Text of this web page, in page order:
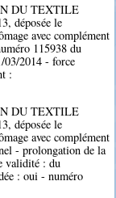
DU TEXTILE
déposée le
avec complément
115938 du
03/2014 - force
:
DU TEXTILE
déposée le
avec complément
- prolongation de la
validité : du
: oui - numéro